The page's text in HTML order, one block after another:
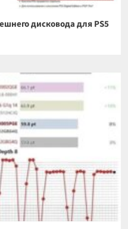
дисковода для PS5